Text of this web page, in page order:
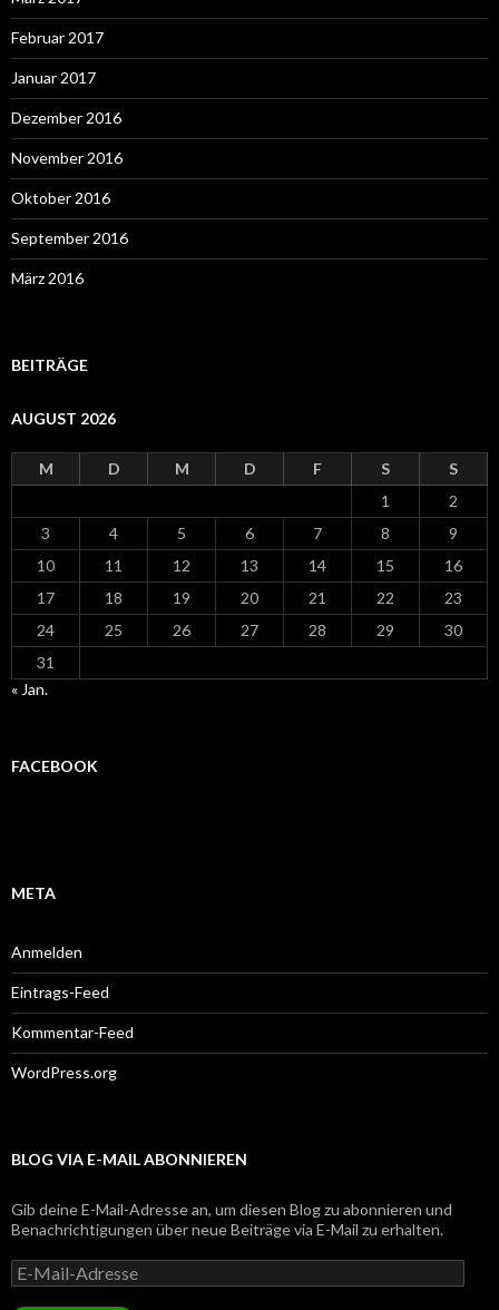
Februar 2017
Januar 2017
Dezember 2016
November 2016
Oktober 2016
September 2016
März 2016
BEITRÄGE
AUGUST 2026
M D M D F S
S
1
2
3
4 5 6 7 8
9
10
11 12 13 14 15
16
17
18 19 20 21 22
23
24
25 26 27 28 29
30
31
« Jan.
FACEBOOK
META
Anmelden
Eintrags-Feed
Kommentar-Feed
WordPress.org
BLOG VIA E-MAIL ABONNIEREN
Gib deine E-Mail-Adresse an, um diesen Blog zu abonnieren und
Benachrichtigungen über neue Beiträge via E-Mail zu erhalten.
E-
Mail-